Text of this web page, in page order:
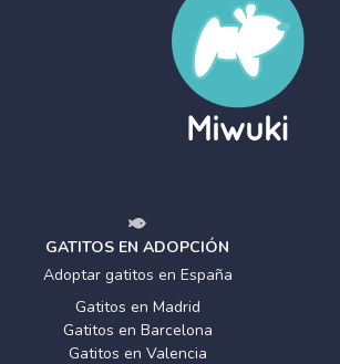
GATITOS EN ADOPCIÓN
Adoptar gatitos en España
Gatitos en Madrid
Gatitos en Barcelona
Gatitos en Valencia